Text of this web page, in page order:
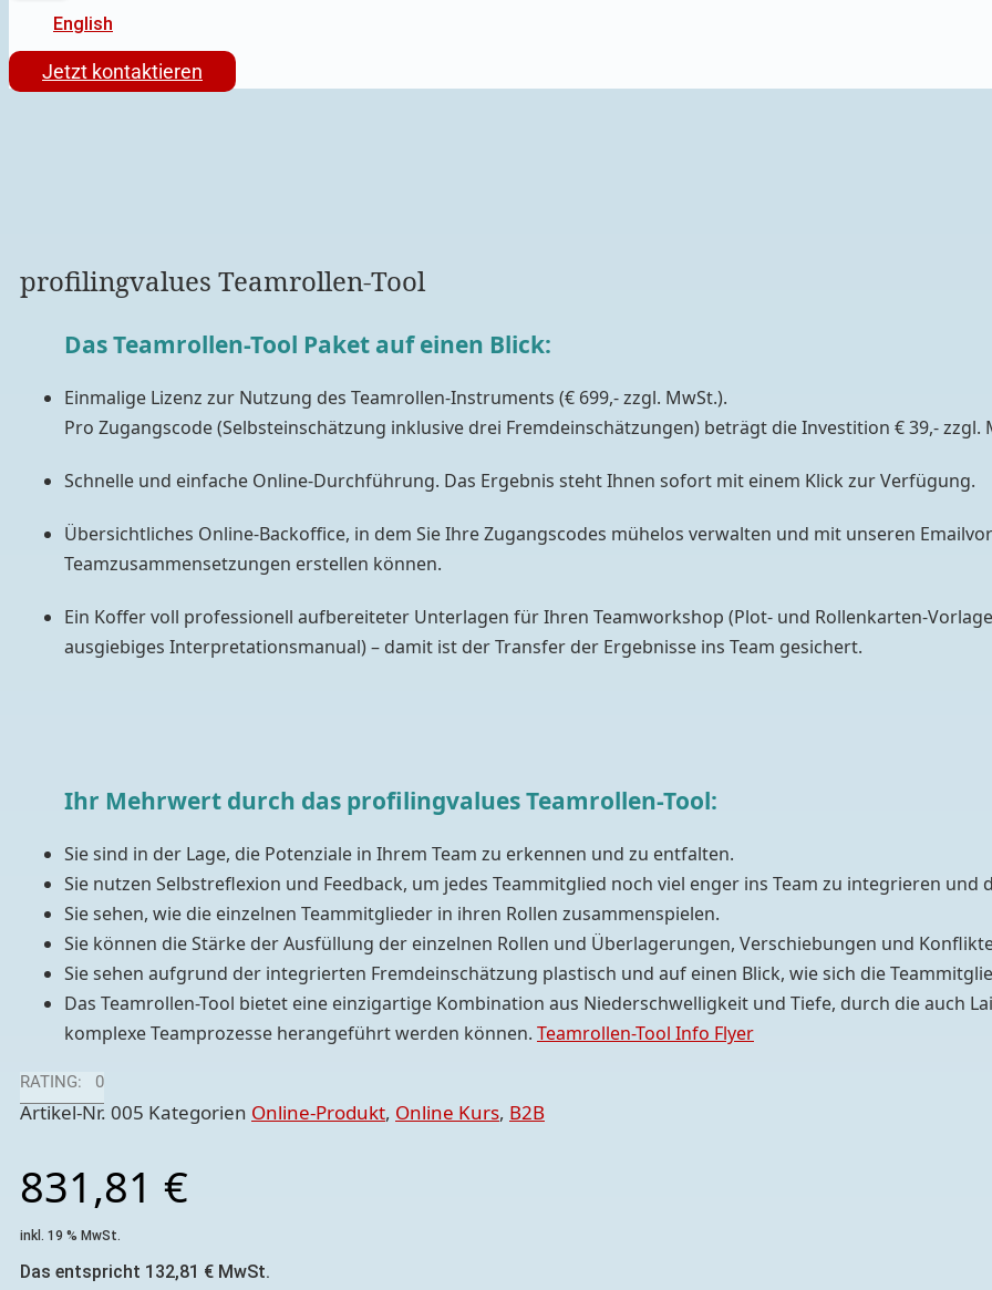
English
Jetzt kontaktieren
profilingvalues Teamrollen-Tool
Das Teamrollen-Tool Paket auf einen Blick:
Einmalige Lizenz zur Nutzung des Teamrollen-Instruments (€ 699,- zzgl. MwSt.).
Pro Zugangscode (Selbsteinschätzung inklusive drei Fremdeinschätzungen) beträgt die Investition € 39,- zzgl.
Schnelle und einfache Online-Durchführung. Das Ergebnis steht Ihnen sofort mit einem Klick zur Verfügung.
Übersichtliches Online-Backoffice, in dem Sie Ihre Zugangscodes mühelos verwalten und mit unseren
Teamzusammensetzungen erstellen können.
Ein Koffer voll professionell aufbereiteter Unterlagen für Ihren Teamworkshop (Plot- und Rollenkarten-
ausgiebiges Interpretationsmanual) – damit ist der Transfer der Ergebnisse ins Team gesichert.
Ihr Mehrwert durch das profilingvalues Teamrollen-Tool:
Sie sind in der Lage, die Potenziale in Ihrem Team zu erkennen und zu entfalten.
Sie nutzen Selbstreflexion und Feedback, um jedes Teammitglied noch viel enger ins Team zu integrieren und
Sie sehen, wie die einzelnen Teammitglieder in ihren Rollen zusammenspielen.
Sie können die Stärke der Ausfüllung der einzelnen Rollen und Überlagerungen, Verschiebungen und
Sie sehen aufgrund der integrierten Fremdeinschätzung plastisch und auf einen Blick, wie sich die
Das Teamrollen-Tool bietet eine einzigartige Kombination aus Niederschwelligkeit und Tiefe, durch die auch
komplexe Teamprozesse herangeführt werden können. Teamrollen-Tool Info Flyer
RATING: 0
Artikel-Nr. 005 Kategorien Online-Produkt, Online Kurs, B2B
831,81 €
inkl. 19 % MwSt.
Das entspricht 132,81 € MwSt.